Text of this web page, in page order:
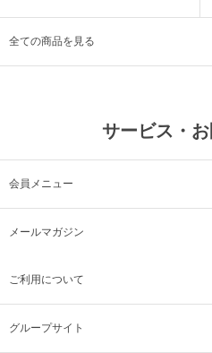
全ての商品を見る
サービス・
会員メニュー
メールマガジン
ご利用について
グループサイト